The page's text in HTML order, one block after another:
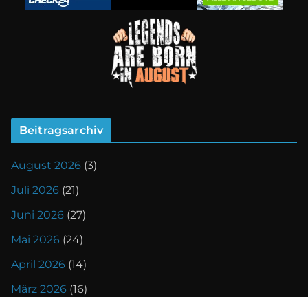
Beitragsarchiv
August 2026 (3)
Juli 2026 (21)
Juni 2026 (27)
Mai 2026 (24)
April 2026 (14)
März 2026 (16)